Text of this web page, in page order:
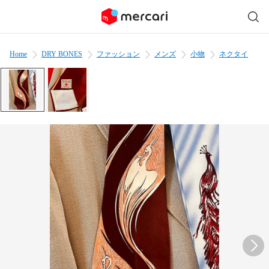
Home DRY BONES ファッション メンズ 小物 ネクタイ